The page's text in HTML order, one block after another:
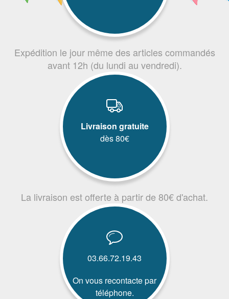
Expédition le jour même des articles commandés
avant 12h (du lundi au vendredi).
Livraison gratuite
dès 80€
La livraison est offerte à partir de 80€ d'achat.
03.66.72.19.43
On vous recontacte par
téléphone.